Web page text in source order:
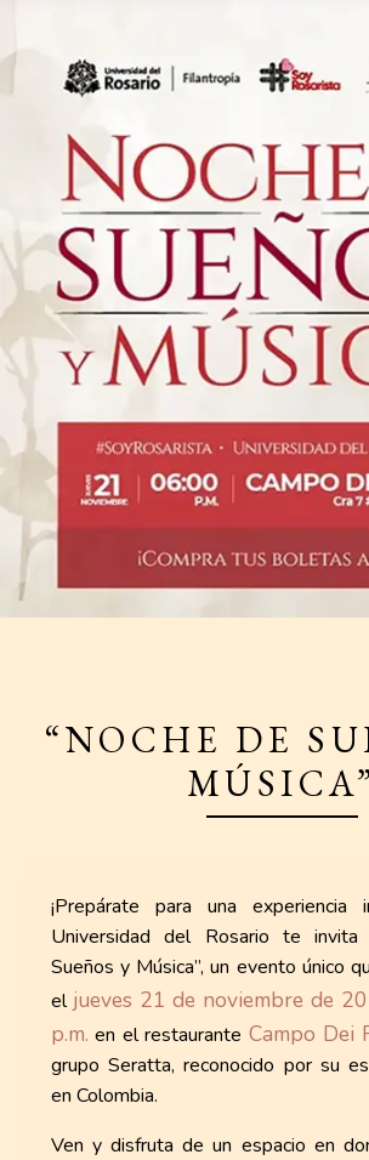
“NOCHE DE
MÚSICA”
¡Prepárate para una experiencia
Universidad del Rosario te
Sueños y Música”, un evento único
el jueves 21 de noviembre de
p.m. en el restaurante Campo Dei
grupo Seratta, reconocido por su
en Colombia.
Ven y disfruta de un espacio en